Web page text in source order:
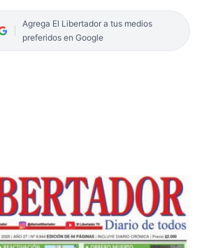
Agrega El Libertador a tus medios
preferidos en Google